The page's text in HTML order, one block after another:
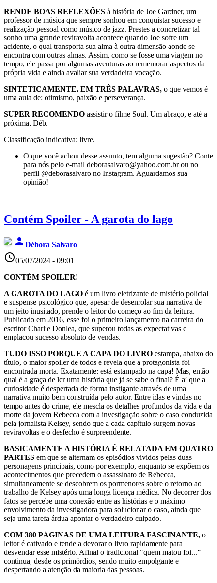
RENDE BOAS REFLEXÕES à história de Joe Gardner, um
professor de música que sempre sonhou em conquistar sucesso e
realização pessoal como músico de jazz. Prestes a concretizar tal
sonho uma grande reviravolta acontece quando Joe sofre um
acidente, o qual transporta sua alma à outra dimensão aonde se
encontra com outras almas. Assim, como se fosse uma viagem no
tempo, ele passa por algumas aventuras ao rememorar aspectos da
própria vida e ainda avaliar sua verdadeira vocação.
SINTETICAMENTE, EM TRÊS PALAVRAS, o que vemos é
uma aula de: otimismo, paixão e perseverança.
SUPER RECOMENDO assistir o filme Soul. Um abraço, e até a
próxima, Déb.
Classificação indicativa: livre.
O que você achou desse assunto, tem alguma sugestão? Conte
para nós pelo e-mail deborasalvaro@yahoo.com.br ou no
perfil @deborasalvaro no Instagram. Aguardamos sua
opinião!
Contém Spoiler - A garota do lago
person Débora Salvaro
access_time05/07/2024 - 09:01
CONTÉM SPOILER!
A GAROTA DO LAGO é um livro eletrizante de mistério policial
e suspense psicológico que, apesar de desenrolar sua narrativa de
um jeito inusitado, prende o leitor do começo ao fim da leitura.
Publicado em 2016, esse foi o primeiro lançamento na carreira do
escritor Charlie Donlea, que superou todas as expectativas e
emplacou sucesso absoluto de vendas.
TUDO ISSO PORQUE A CAPA DO LIVRO estampa, abaixo do
título, o maior spoiler de todos e revela que a protagonista foi
encontrada morta. Exatamente: está estampado na capa! Mas, então
qual é a graça de ler uma história que já se sabe o final? É aí que a
curiosidade é despertada de forma instigante através de uma
narrativa muito bem construída pelo autor. Entre idas e vindas no
tempo antes do crime, ele mescla os detalhes profundos da vida e da
morte da jovem Rebecca com a investigação sobre o caso conduzida
pela jornalista Kelsey, sendo que a cada capítulo surgem novas
reviravoltas e o desfecho é surpreendente.
BASICAMENTE A HISTÓRIA É RELATADA EM QUATRO
PARTES em que se alternam os episódios vividos pelas duas
personagens principais, como por exemplo, enquanto se expõem os
acontecimentos que precedem o assassinato de Rebecca,
simultaneamente se descobrem os pormenores sobre o retorno ao
trabalho de Kelsey após uma longa licença médica. No decorrer dos
fatos se percebe uma conexão entre as histórias e o máximo
envolvimento da investigadora para solucionar o caso, ainda que
seja uma tarefa árdua apontar o verdadeiro culpado.
COM 380 PÁGINAS DE UMA LEITURA FASCINANTE, o
leitor é cativado e tende a devorar o livro rapidamente para
desvendar esse mistério. Afinal o tradicional “quem matou foi...”
continua, desde os primórdios, sendo muito empolgante e
despertando a atenção da maioria das pessoas.